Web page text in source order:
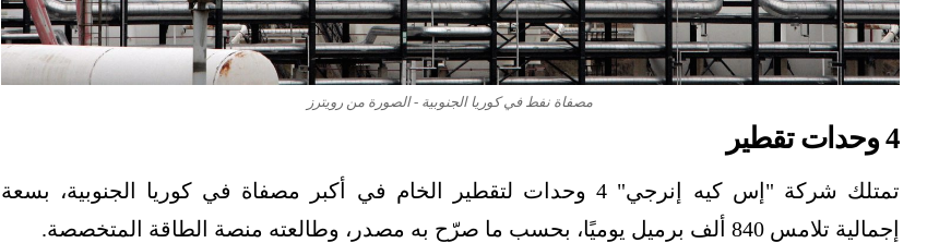
مصفاة نفط في كوريا الجنوبية - الصورة من رويترز
4 وحدات تقطير
تمتلك شركة "إس كيه إنرجي" 4 وحدات لتقطير الخام في أكبر مصفاة في كوريا الجنوبية، بسعة
إجمالية تلامس 840 ألف برميل يوميًا، بحسب ما صرّح به مصدر، وطالعته منصة الطاقة المتخصصة.